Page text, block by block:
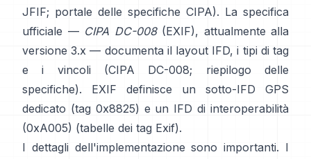
JFIF; portale delle specifiche CIPA). La specifica
ufficiale — CIPA DC-008(EXIF), attualmente alla
versione 3.x — documenta il layout IFD, i tipi di tag
e i vincoli (CIPA DC-008; riepilogo delle
specifiche). EXIF definisce un sotto-IFD GPS
dedicato (tag 0x8825) e un IFD di interoperabilità
(0xA005) (tabelle dei tag Exif).
I dettagli dell'implementazione sono importanti. I